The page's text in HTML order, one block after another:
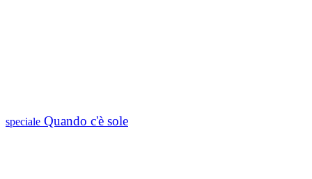
speciale Quando c'è sole